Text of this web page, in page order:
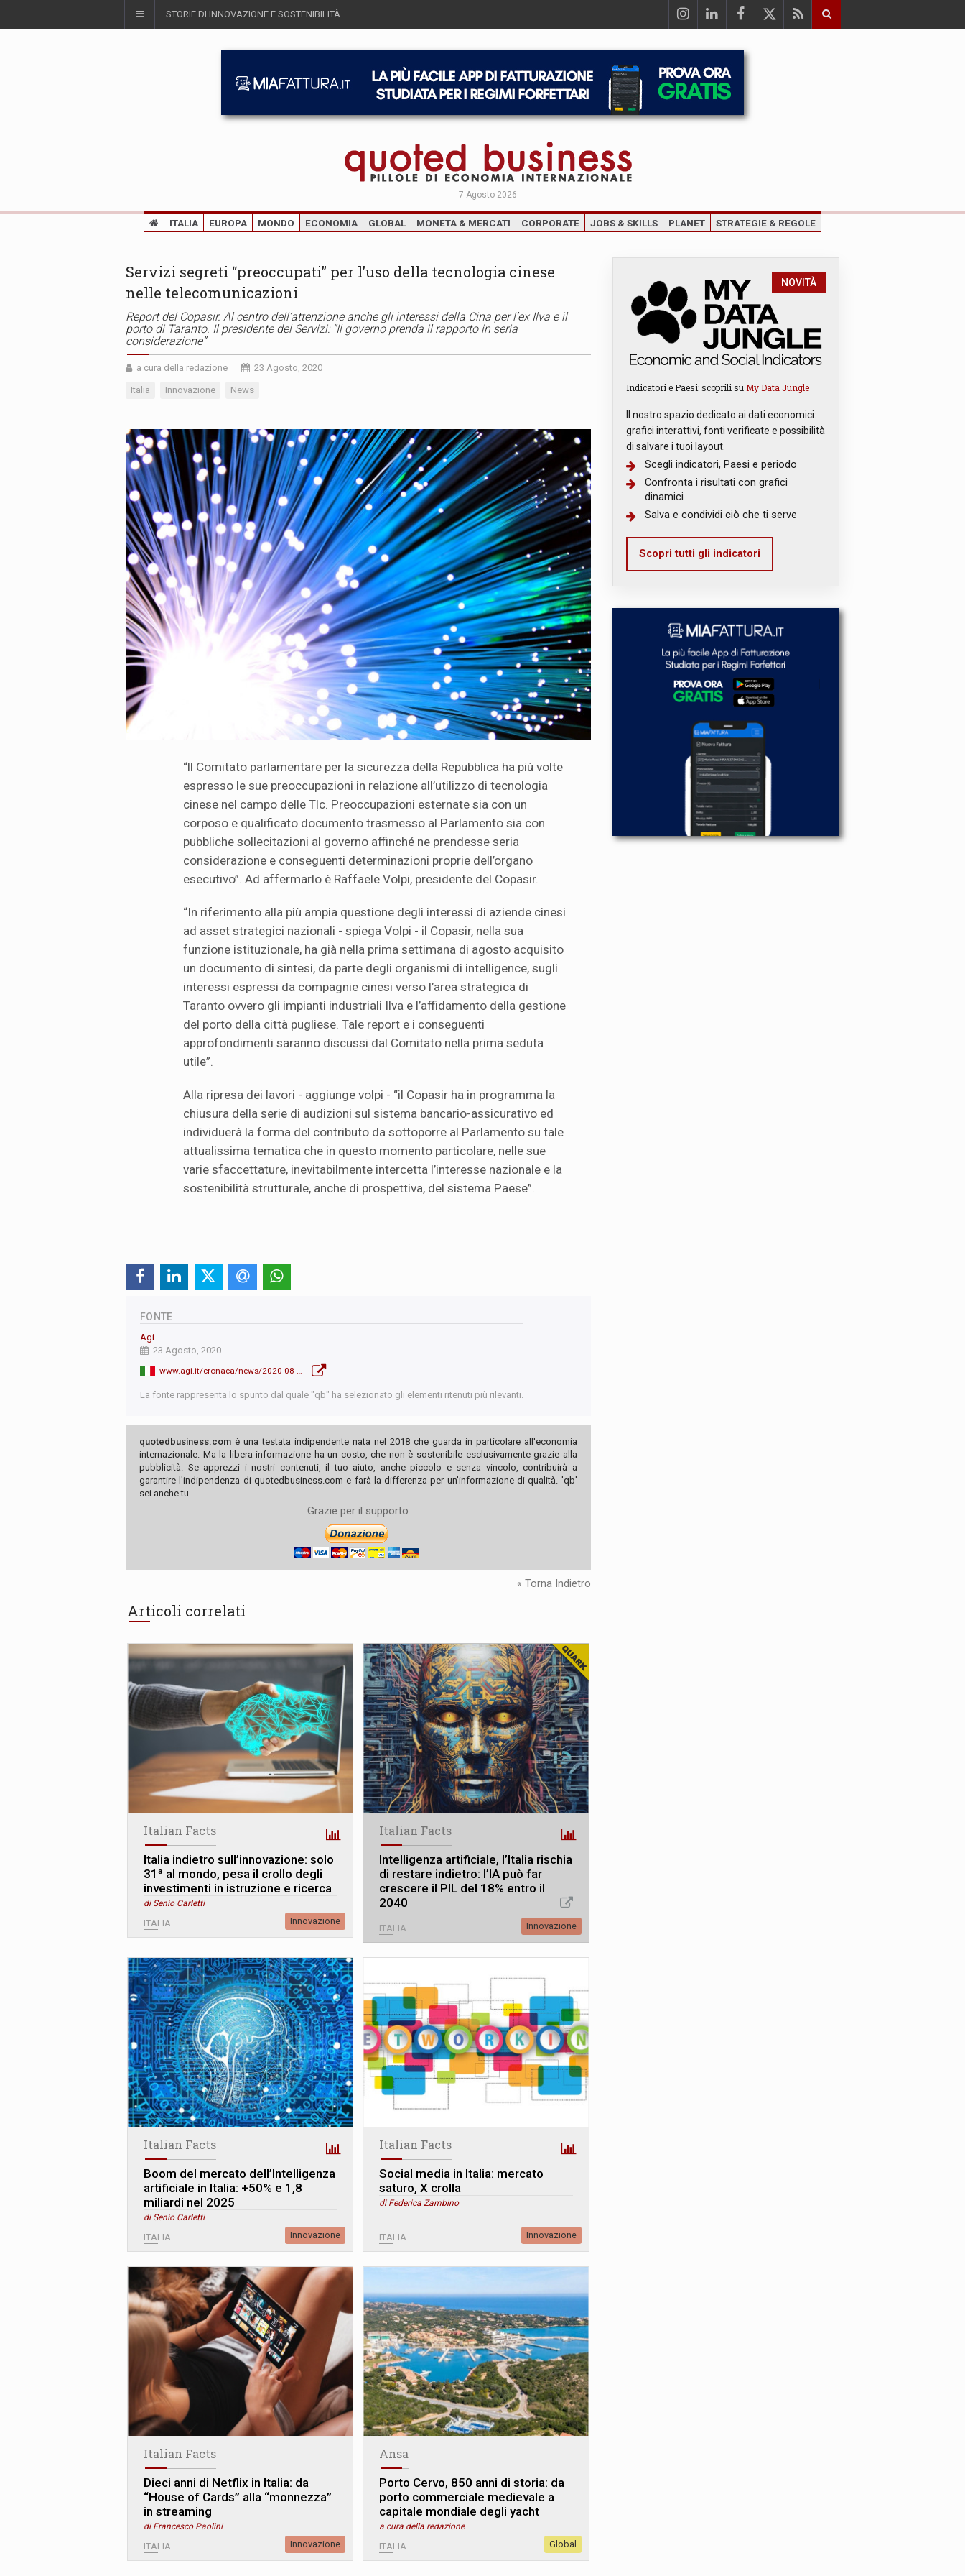
STORIE DI INNOVAZIONE E SOSTENIBILITÀ
7 Agosto 2026
ITALIA EUROPA MONDO ECONOMIA GLOBAL MONETA & MERCATI CORPORATE JOBS & SKILLS PLANET STRATEGIE & REGOLE
Servizi segreti “preoccupati” per l’uso della tecnologia cinese
nelle telecomunicazioni
Report del Copasir. Al centro dell’attenzione anche gli interessi della Cina per l’ex Ilva e il
porto di Taranto. Il presidente del Servizi: “Il governo prenda il rapporto in seria
considerazione”
a cura della redazione 23 Agosto, 2020
Italia Innovazione News
“ll Comitato parlamentare per la sicurezza della Repubblica ha più volte
espresso le sue preoccupazioni in relazione all’utilizzo di tecnologia
cinese nel campo delle Tlc. Preoccupazioni esternate sia con un
corposo e qualificato documento trasmesso al Parlamento sia con
pubbliche sollecitazioni al governo affinché ne prendesse seria
considerazione e conseguenti determinazioni proprie dell’organo
esecutivo”. Ad affermarlo è Raffaele Volpi, presidente del Copasir.
“In riferimento alla più ampia questione degli interessi di aziende cinesi
ad asset strategici nazionali - spiega Volpi - il Copasir, nella sua
funzione istituzionale, ha già nella prima settimana di agosto acquisito
un documento di sintesi, da parte degli organismi di intelligence, sugli
interessi espressi da compagnie cinesi verso l’area strategica di
Taranto ovvero gli impianti industriali Ilva e l’affidamento della gestione
del porto della città pugliese. Tale report e i conseguenti
approfondimenti saranno discussi dal Comitato nella prima seduta
utile”.
Alla ripresa dei lavori - aggiunge volpi - “il Copasir ha in programma la
chiusura della serie di audizioni sul sistema bancario-assicurativo ed
individuerà la forma del contributo da sottoporre al Parlamento su tale
attualissima tematica che in questo momento particolare, nelle sue
varie sfaccettature, inevitabilmente intercetta l’interesse nazionale e la
sostenibilità strutturale, anche di prospettiva, del sistema Paese”.
FONTE
Agi
23 Agosto, 2020
La fonte rappresenta lo spunto dal quale "qb" ha selezionato gli elementi ritenuti più rilevanti.
quotedbusiness.com è una testata indipendente nata nel 2018 che guarda in particolare all'economia
internazionale. Ma la libera informazione ha un costo, che non è sostenibile esclusivamente grazie alla
pubblicità. Se apprezzi i nostri contenuti, il tuo aiuto, anche piccolo e senza vincolo, contribuirà a
garantire l'indipendenza di quotedbusiness.com e farà la differenza per un'informazione di qualità. 'qb'
sei anche tu.
Grazie per il supporto
« Torna Indietro
Articoli correlati
Italian Facts
Italia indietro sull’innovazione: solo
31ª al mondo, pesa il crollo degli
investimenti in istruzione e ricerca
di Senio Carletti
ITALIA Innovazione
Italian Facts
Intelligenza artificiale, l’Italia rischia
di restare indietro: l’IA può far
crescere il PIL del 18% entro il
2040
ITALIA Innovazione
Italian Facts
Boom del mercato dell’Intelligenza
artificiale in Italia: +50% e 1,8
miliardi nel 2025
di Senio Carletti
ITALIA Innovazione
Italian Facts
Social media in Italia: mercato
saturo, X crolla
di Federica Zambino
ITALIA Innovazione
Italian Facts
Dieci anni di Netflix in Italia: da
“House of Cards” alla “monnezza”
in streaming
di Francesco Paolini
ITALIA Innovazione
Ansa
Porto Cervo, 850 anni di storia: da
porto commerciale medievale a
capitale mondiale degli yacht
a cura della redazione
ITALIA Global
NOVITÀ
Indicatori e Paesi: scoprili su My Data Jungle
Il nostro spazio dedicato ai dati economici:
grafici interattivi, fonti verificate e possibilità
di salvare i tuoi layout.
Scegli indicatori, Paesi e periodo
Confronta i risultati con grafici
dinamici
Salva e condividi ciò che ti serve
Scopri tutti gli indicatori